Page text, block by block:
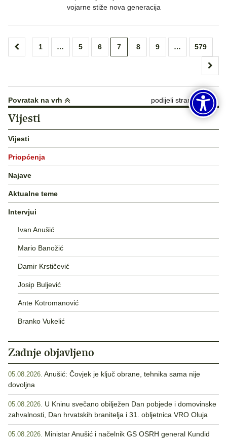
vojarne stiže nova generacija
Brojevi
1 … 5 6 7 8 9 … 579
Povratak na vrh podijeli stranicu:
Vijesti
Vijesti
Priopćenja
Najave
Aktualne teme
Intervjui
Ivan Anušić
Mario Banožić
Damir Krstičević
Josip Buljević
Ante Kotromanović
Branko Vukelić
Zadnje objavljeno
05.08.2026. Anušić: Čovjek je ključ obrane, tehnika sama nije
dovoljna
05.08.2026. U Kninu svečano obilježen Dan pobjede i domovinske
zahvalnosti, Dan hrvatskih branitelja i 31. obljetnica VRO Oluja
05.08.2026. Ministar Anušić i načelnik GS OSRH general Kundid